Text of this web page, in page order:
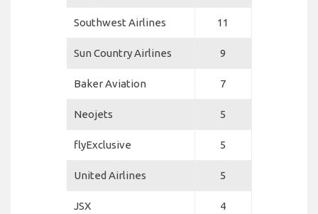
Southwest Airlines 11
Sun Country Airlines 9
Baker Aviation 7
Neojets 5
flyExclusive 5
United Airlines 5
JSX 4